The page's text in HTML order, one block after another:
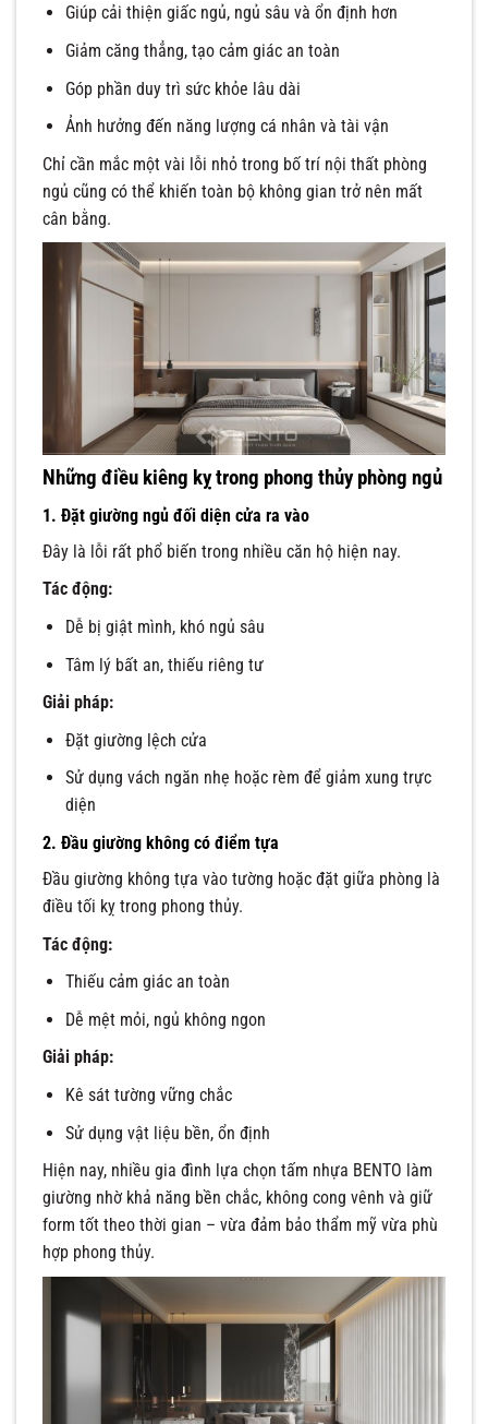
Giúp cải thiện giấc ngủ, ngủ sâu và ổn định hơn
Giảm căng thẳng, tạo cảm giác an toàn
Góp phần duy trì sức khỏe lâu dài
Ảnh hưởng đến năng lượng cá nhân và tài vận
Chỉ cần mắc một vài lỗi nhỏ trong bố trí nội thất phòng
ngủ cũng có thể khiến toàn bộ không gian trở nên mất
cân bằng.
Những điều kiêng kỵ trong phong thủy phòng ngủ
1. Đặt giường ngủ đối diện cửa ra vào
Đây là lỗi rất phổ biến trong nhiều căn hộ hiện nay.
Tác động:
Dễ bị giật mình, khó ngủ sâu
Tâm lý bất an, thiếu riêng tư
Giải pháp:
Đặt giường lệch cửa
Sử dụng vách ngăn nhẹ hoặc rèm để giảm xung trực
diện
2. Đầu giường không có điểm tựa
Đầu giường không tựa vào tường hoặc đặt giữa phòng là
điều tối kỵ trong phong thủy.
Tác động:
Thiếu cảm giác an toàn
Dễ mệt mỏi, ngủ không ngon
Giải pháp:
Kê sát tường vững chắc
Sử dụng vật liệu bền, ổn định
Hiện nay, nhiều gia đình lựa chọn tấm nhựa BENTO làm
giường nhờ khả năng bền chắc, không cong vênh và giữ
form tốt theo thời gian – vừa đảm bảo thẩm mỹ vừa phù
hợp phong thủy.